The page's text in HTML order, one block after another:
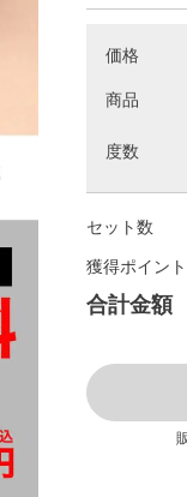
価格
商品
度数
セット数
獲得ポイント
合計金額
ンズ 1day 商品一覧を見
ンズ 1day 商品一覧を見